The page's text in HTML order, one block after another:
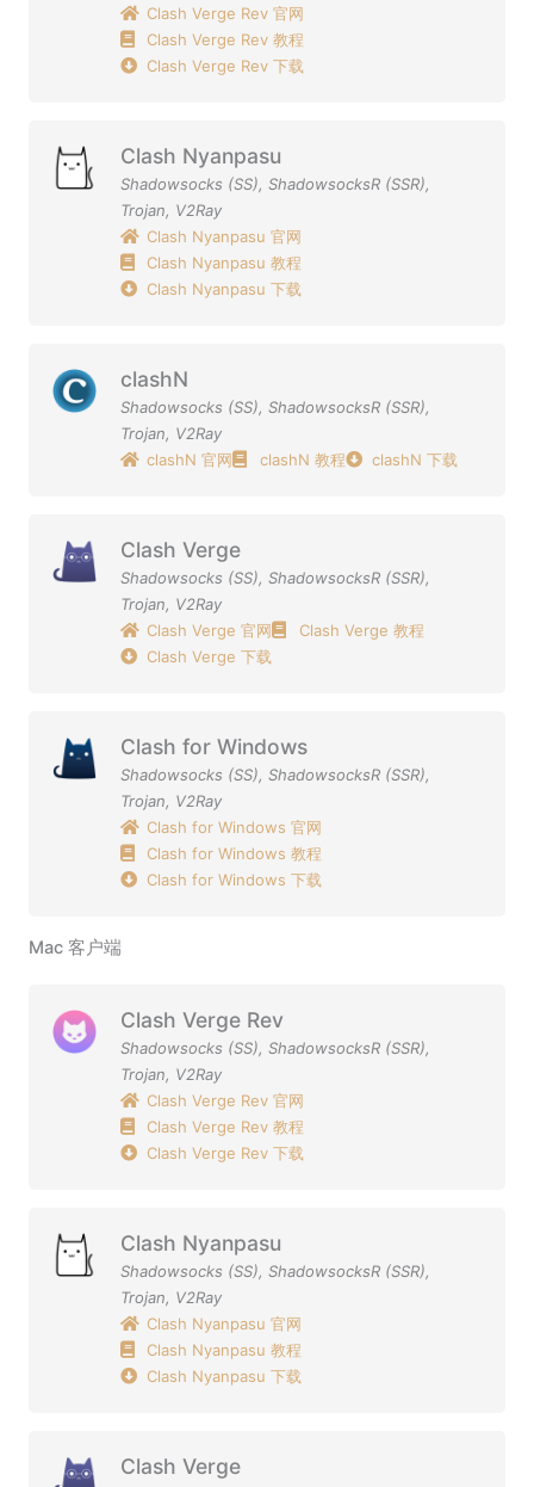
Clash Verge Rev 官网
Clash Verge Rev 教程
Clash Verge Rev 下载
Clash Nyanpasu
Shadowsocks (SS), ShadowsocksR (SSR),
Trojan, V2Ray
Clash Nyanpasu 官网
Clash Nyanpasu 教程
Clash Nyanpasu 下载
clashN
Shadowsocks (SS), ShadowsocksR (SSR),
Trojan, V2Ray
clashN 官网
clashN 教程 clashN 下载
Clash Verge
Shadowsocks (SS), ShadowsocksR (SSR),
Trojan, V2Ray
Clash Verge 官网
Clash Verge 教程
Clash Verge 下载
Clash for Windows
Shadowsocks (SS), ShadowsocksR (SSR),
Trojan, V2Ray
Clash for Windows 官网
Clash for Windows 教程
Clash for Windows 下载
Mac 客户端
Clash Verge Rev
Shadowsocks (SS), ShadowsocksR (SSR),
Trojan, V2Ray
Clash Verge Rev 官网
Clash Verge Rev 教程
Clash Verge Rev 下载
Clash Nyanpasu
Shadowsocks (SS), ShadowsocksR (SSR),
Trojan, V2Ray
Clash Nyanpasu 官网
Clash Nyanpasu 教程
Clash Nyanpasu 下载
Clash Verge